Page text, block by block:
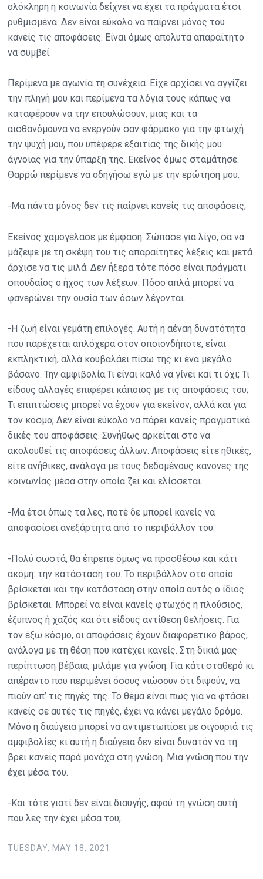
ολόκληρη η κοινωνία δείχνει να έχει τα πράγματα έτσι
ρυθμισμένα. Δεν είναι εύκολο να παίρνει μόνος του
κανείς τις αποφάσεις. Είναι όμως απόλυτα απαραίτητο
να συμβεί.
Περίμενα με αγωνία τη συνέχεια. Είχε αρχίσει να αγγίζει
την πληγή μου και περίμενα τα λόγια τους κάπως να
καταφέρουν να την επουλώσουν, μιας και τα
αισθανόμουνα να ενεργούν σαν φάρμακο για την φτωχή
την ψυχή μου, που υπέφερε εξαιτίας της δικής μου
άγνοιας για την ύπαρξη της. Εκείνος όμως σταμάτησε.
Θαρρώ περίμενε να οδηγήσω εγώ με την ερώτηση μου.
-Μα πάντα μόνος δεν τις παίρνει κανείς τις αποφάσεις;
Εκείνος χαμογέλασε με έμφαση. Σώπασε για λίγο, σα να
μάζεψε με τη σκέψη του τις απαραίτητες λέξεις και μετά
άρχισε να τις μιλά. Δεν ήξερα τότε πόσο είναι πράγματι
σπουδαίος ο ήχος των λέξεων. Πόσο απλά μπορεί να
φανερώνει την ουσία των όσων λέγονται.
-Η ζωή είναι γεμάτη επιλογές. Αυτή η αέναη δυνατότητα
που παρέχεται απλόχερα στον οποιονδήποτε, είναι
εκπληκτική, αλλά κουβαλάει πίσω της κι ένα μεγάλο
βάσανο. Την αμφιβολία.Τι είναι καλό να γίνει και τι όχι; Τι
είδους αλλαγές επιφέρει κάποιος με τις αποφάσεις του;
Τι επιπτώσεις μπορεί να έχουν για εκείνον, αλλά και για
τον κόσμο; Δεν είναι εύκολο να πάρει κανείς πραγματικά
δικές του αποφάσεις. Συνήθως αρκείται στο να
ακολουθεί τις αποφάσεις άλλων. Αποφάσεις είτε ηθικές,
είτε ανήθικες, ανάλογα με τους δεδομένους κανόνες της
κοινωνίας μέσα στην οποία ζει και ελίσσεται.
-Μα έτσι όπως τα λες, ποτέ δε μπορεί κανείς να
αποφασίσει ανεξάρτητα από το περιβάλλον του.
-Πολύ σωστά, θα έπρεπε όμως να προσθέσω και κάτι
ακόμη: την κατάσταση του. Το περιβάλλον στο οποίο
βρίσκεται και την κατάσταση στην οποία αυτός ο ίδιος
βρίσκεται. Μπορεί να είναι κανείς φτωχός η πλούσιος,
έξυπνος ή χαζός και ότι είδους αντίθεση θελήσεις. Για
τον έξω κόσμο, οι αποφάσεις έχουν διαφορετικό βάρος,
ανάλογα με τη θέση που κατέχει κανείς. Στη δικιά μας
περίπτωση βέβαια, μιλάμε για γνώση. Για κάτι σταθερό κι
απέραντο που περιμένει όσους νιώσουν ότι διψούν, να
πιούν απ’ τις πηγές της. Το θέμα είναι πως για να φτάσει
κανείς σε αυτές τις πηγές, έχει να κάνει μεγάλο δρόμο.
Μόνο η διαύγεια μπορεί να αντιμετωπίσει με σιγουριά τις
αμφιβολίες κι αυτή η διαύγεια δεν είναι δυνατόν να τη
βρει κανείς παρά μονάχα στη γνώση. Μια γνώση που την
έχει μέσα του.
-Και τότε γιατί δεν είναι διαυγής, αφού τη γνώση αυτή
που λες την έχει μέσα του;
TUESDAY, MAY 18, 2021